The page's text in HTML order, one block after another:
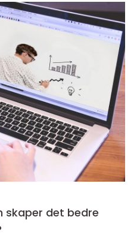
skaper det bedre